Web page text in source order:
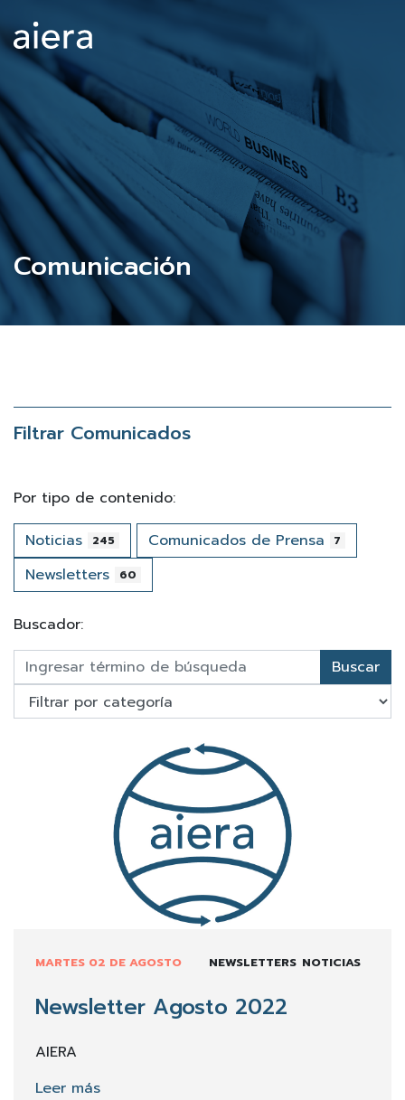
Comunicación
Filtrar Comunicados
Por tipo de contenido:
Noticias
245 Comunicados de Prensa 7
Newsletters 60
Buscador:
Buscar
MARTES 02 DE AGOSTO NEWSLETTERS NOTICIAS
Newsletter Agosto 2022
AIERA
Leer más